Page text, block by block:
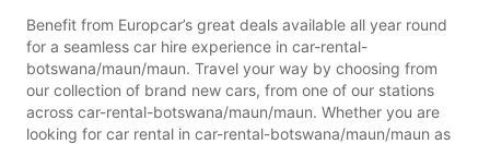
Benefit from Europcar’s great deals available all year round
for a seamless car hire experience in car-rental-
botswana/maun/maun. Travel your way by choosing from
our collection of brand new cars, from one of our stations
across car-rental-botswana/maun/maun. Whether you are
looking for car rental in car-rental-botswana/maun/maun as